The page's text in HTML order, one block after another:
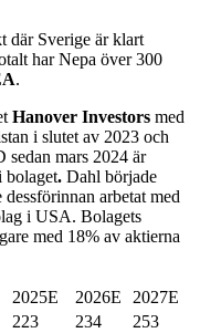
där Sverige är klart
har Nepa över 300
.
Hanover Investors med
i slutet av 2023 och
sedan mars 2024 är
bolaget. Dahl började
arbetat med
i USA. Bolagets
med 18% av aktierna
2025E 2026E
2027E
223 234
253